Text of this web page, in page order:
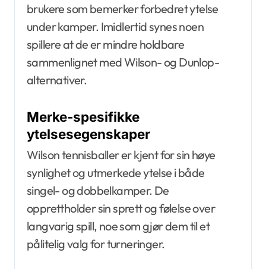
brukere som bemerker forbedret ytelse
under kamper. Imidlertid synes noen
spillere at de er mindre holdbare
sammenlignet med Wilson- og Dunlop-
alternativer.
Merke-spesifikke
ytelsesegenskaper
Wilson tennisballer er kjent for sin høye
synlighet og utmerkede ytelse i både
singel- og dobbelkamper. De
opprettholder sin sprett og følelse over
langvarig spill, noe som gjør dem til et
pålitelig valg for turneringer.